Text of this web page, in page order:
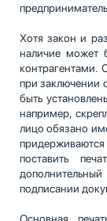
Хотя закон и
наличие может
контрагентами.
при заключении
быть
например,
лицо обязано
поставить
подписании
Основная